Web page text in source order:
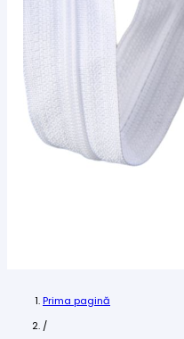
Prima pagină
/